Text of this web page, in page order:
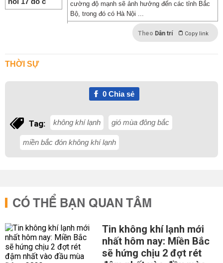
cường độ mạnh sẽ ảnh hưởng đến các tỉnh Bắc
Bộ, trong đó có Hà Nội ...
Theo Dân trí Copy link
THỜI SỰ
0Chia sẻ
Tag: không khí lạnh gió mùa đông bắc
miền bắc đón không khí lạnh
CÓ THỂ BẠN QUAN TÂM
Tin không khí lạnh mới
nhất hôm nay: Miền Bắc
sẽ hứng chịu 2 đợt rét